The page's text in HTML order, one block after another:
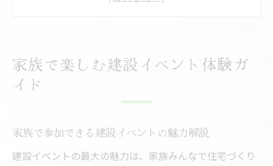
初めての建設イベント参加ポイントまとめ
建設の魅力を知る半田市尾張旭市の休日
建設の現場見学で学ぶ休日の楽しみ方
建設を通じて新しい発見がある週末とは
家族で楽しむ建設イベント体験ガ
イド
家族で参加できる建設イベントの魅力解説
建設イベントの最大の魅力は、家族みんなで住宅づくり